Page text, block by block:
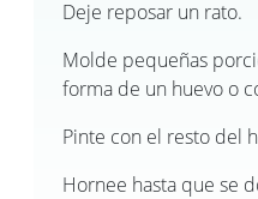
Deje reposar un rato.
Molde pequeñas
forma de un huevo o
Pinte con el resto del
Hornee hasta que se